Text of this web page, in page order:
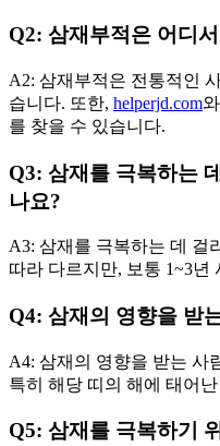
Q2: 삼재부적은 어디
A2: 삼재부적은 전통적인
습니다. 또한, helperjd.com
를 찾을 수 있습니다.
Q3: 삼재를 극복하는
나요?
A3: 삼재를 극복하는 데 걸
따라 다르지만, 보통 1~3년
Q4: 삼재의 영향을 받
A4: 삼재의 영향을 받는 사
특히 해당 띠의 해에 태어
Q5: 삼재를 극복하기